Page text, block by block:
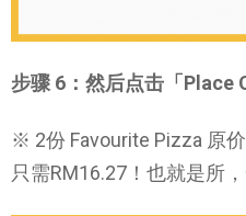
步骤 6：然后点击「Place
※ 2份 Favourite Pizza 原
只需RM16.27！也就是所